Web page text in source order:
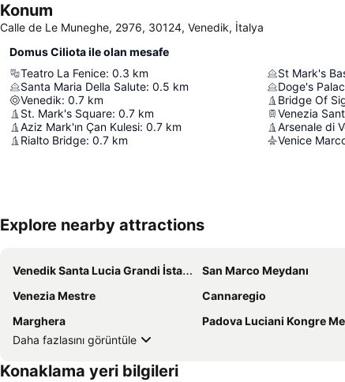
Konum
Calle de Le Muneghe, 2976, 30124, Venedik, İtalya
Domus Ciliota ile olan mesafe
Teatro La Fenice: 0.3 km
Santa Maria Della Salute: 0.5 km
Venedik: 0.7 km
St. Mark's Square: 0.7 km
Aziz Mark'ın Çan Kulesi: 0.7 km
Rialto Bridge: 0.7 km
St Mark's
Doge's
Bridge Of
Venezia
Arsenale di
Venice
Explore nearby attractions
Venedik Santa Lucia Grandi İstasyonu San Marco Meydanı
Venezia Mestre
Cannaregio
Marghera
Padova Luciani Kongre
Daha fazlasını görüntüle
Konaklama yeri bilgileri